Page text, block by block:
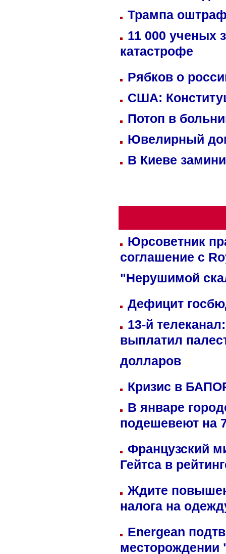
Трампа
11 000 ученых
катастрофе
Рябков о
США:
Потоп в
Ювелирный
В Киеве
Юрсоветник
соглашение с
"Нерушимой
Дефицит
13-й
выплатил
долларов
Кризис в
В январе
подешевеют на
Французский
Гейтса в
Ждите
налога на
Energean